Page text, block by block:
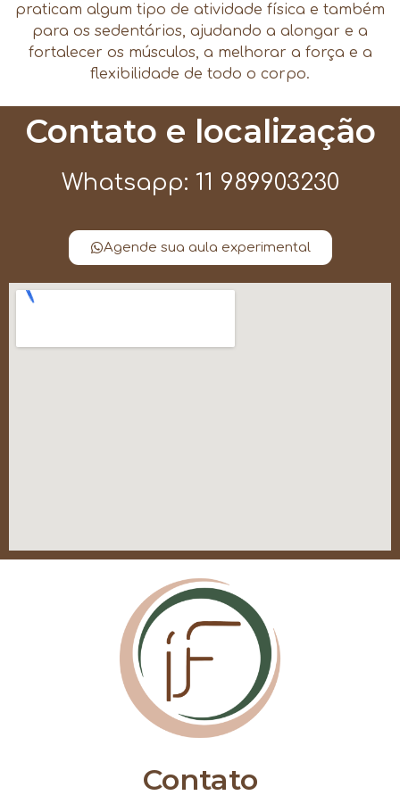
praticam algum tipo de atividade física e também
para os sedentários, ajudando a alongar e a
fortalecer os músculos, a melhorar a força e a
flexibilidade de todo o corpo.
Contato e localização
Whatsapp: 11 989903230
Agende sua aula experimental
Contato